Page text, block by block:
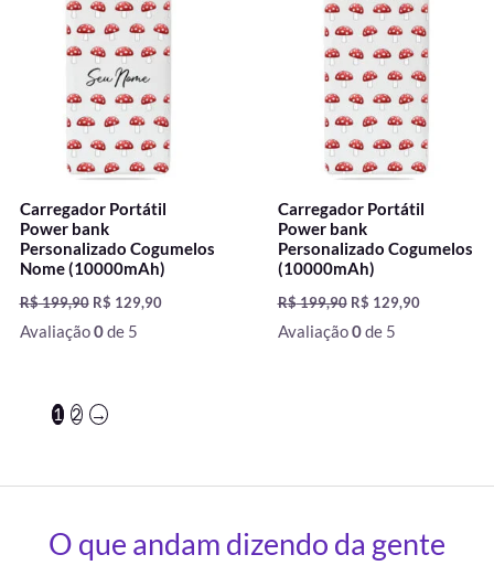
Carregador Portátil
Power bank
Personalizado Cogumelos
Nome (10000mAh)
R$199,90
era:
R$ 199,90.
R$ 129,90
é:
R$ 129,90.
Avaliação0de 5
Carregador Portátil
Power bank
Personalizado Cogumelos
(10000mAh)
R$199,90
era:
R$ 199,90.
R$ 129,90
é:
R$ 129,90.
Avaliação0de 5
1 2 →
O que andam dizendo da gente